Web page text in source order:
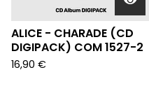
ALICE - CHARADE (CD
DIGIPACK) COM 1527-2
16,90 €